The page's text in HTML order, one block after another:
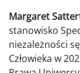
Margaret
stanowisko
niezależności
Człowieka w